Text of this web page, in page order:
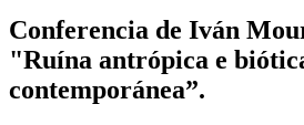
Conferencia de Iván
"Ruína antrópica e
contemporánea”.